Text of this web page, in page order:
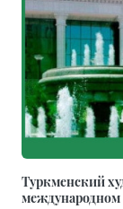
Туркменский
международном